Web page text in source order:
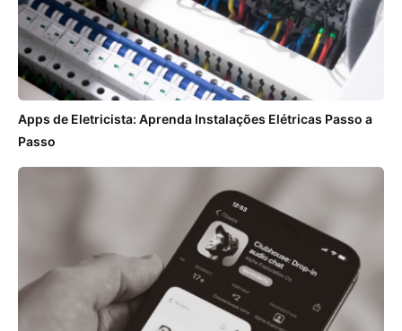
Apps de Eletricista: Aprenda Instalações Elétricas Passo a
Passo